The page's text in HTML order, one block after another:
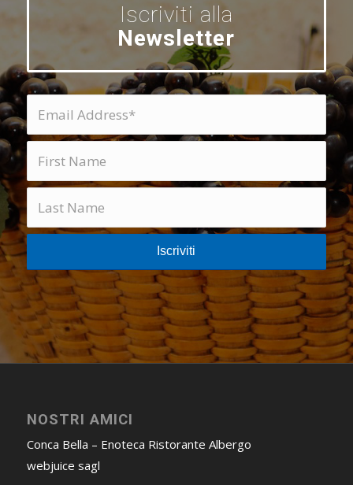
Iscriviti alla
Newsletter
NOSTRI AMICI
Conca Bella – Enoteca Ristorante Albergo
webjuice sagl